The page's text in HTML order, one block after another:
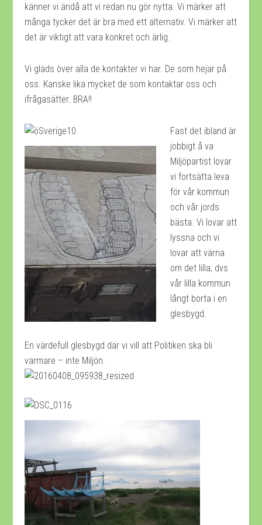
känner vi ändå att vi redan nu gör nytta. Vi märker att
många tycker det är bra med ett alternativ. Vi märker att
det är viktigt att vara konkret och ärlig.
Vi gläds över alla de kontakter vi har. De som hejar på
oss. Kanske lika mycket de som kontaktar oss och
ifrågasätter. BRA!!
Fast det ibland är
jobbigt å va
Miljöpartist lovar
vi fortsätta leva
för vår kommun
och vår jords
bästa. Vi lovar att
lyssna och vi
lovar att värna
om det lilla, dvs
vår lilla kommun
långt borta i en
glesbygd.
En värdefull glesbygd där vi vill att Politiken ska bli
varmare – inte Miljön.